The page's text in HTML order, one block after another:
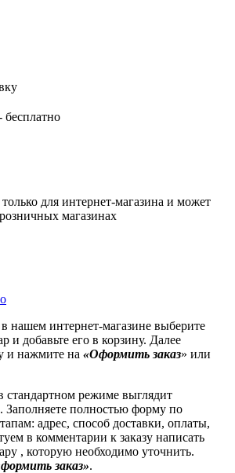
бесплатно
для интернет-магазина и может
магазинах
нашем интернет-магазине выберите
и добавьте его в корзину. Далее
и нажмите на «Оформить заказ» или
стандартном режиме выглядит
полностью форму по
адрес, способ доставки, оплаты,
в комментарии к заказу написать
, которую необходимо уточнить.
заказ».